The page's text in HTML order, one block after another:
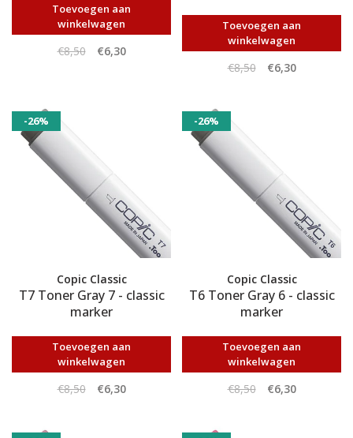
Toevoegen aan
winkelwagen
€8,50 €6,30
Toevoegen aan
winkelwagen
€8,50 €6,30
-26%
Copic Classic
T7 Toner Gray 7 - classic
marker
Toevoegen aan
winkelwagen
€8,50 €6,30
-26%
Copic Classic
T6 Toner Gray 6 - classic
marker
Toevoegen aan
winkelwagen
€8,50 €6,30